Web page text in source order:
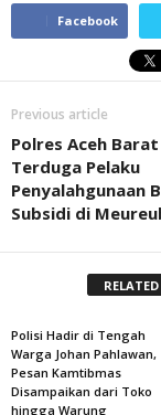
Facebook
Previous article
Polres Aceh
Terduga Pelaku
Penyalahgunaan
Subsidi di
Polisi Hadir di Tengah
Warga Johan Pahlawan,
Pesan Kamtibmas
Disampaikan dari Toko
hingga Warung